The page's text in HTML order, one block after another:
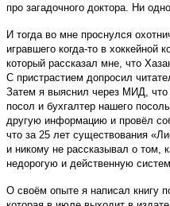
про загадочного доктора. Ни
И тогда во мне проснулся
игравшего когда-то в хоккейной
который рассказал мне, что
С пристрастием допросил
Затем я выяснил через МИД, что
посол и бухгалтер нашего
другую информацию и провёл
что за 25 лет существования
и никому не рассказывал о том,
недорогую и действенную
О своём опыте я написал книгу